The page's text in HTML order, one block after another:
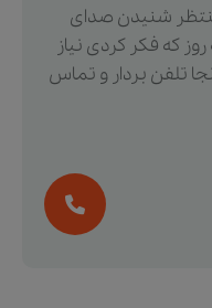
شنیدن صدای
که فکر کردی نیاز
تلفن بردار و تماس